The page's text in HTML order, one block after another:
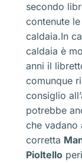
secondo
contenute
caldaia.In
caldaia è
anni il
comunque
consiglio
potrebbe
che vadano
corretta
Pioltello